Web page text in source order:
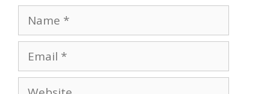
Name
Email
Website